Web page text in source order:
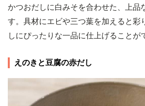
かつおだしに白みそを合わせた、上品
す。具材にエビや三つ葉を加えると彩
しにぴったりな一品に仕上げることが
えのきと豆腐の赤だし